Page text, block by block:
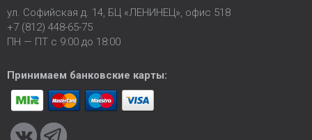
ул. Софийская д. 14, БЦ «ЛЕНИНЕЦ», офис 518
+7 (812) 448-65-75
ПН — ПТ с 9:00 до 18:00
Принимаем банковские карты: